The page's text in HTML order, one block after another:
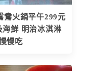
鴦火鍋平午299元
海鮮 明治冰淇淋
慢吃